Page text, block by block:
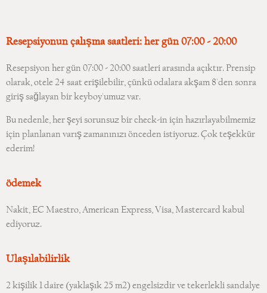
Resepsiyonun çalışma saatleri: her gün 07:00 - 20:00
Resepsiyon her gün 07:00 - 20:00 saatleri arasında açıktır. Prensip
olarak, otele 24 saat erişilebilir, çünkü odalara akşam 8'den sonra
giriş sağlayan bir keyboy'umuz var.
Bu nedenle, her şeyi sorunsuz bir check-in için hazırlayabilmemiz
için planlanan varış zamanınızı önceden istiyoruz. Çok teşekkür
ederim!
ödemek
Nakit, EC Maestro, American Express, Visa, Mastercard kabul
ediyoruz.
Ulaşılabilirlik
2 kişilik 1 daire (yaklaşık 25 m2) engelsizdir ve tekerlekli sandalye